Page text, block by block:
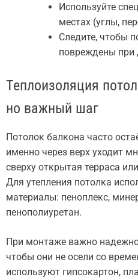
Используйте
местах (углы,
Следите, чтобы
повреждены при
Теплоизоляция
но важный шаг
Потолок балкона часто
именно через верх уходит
сверху открытая терраса
Для утепления потолка
материалы: пеноплекс,
пенополиуретан.
При монтаже важно
чтобы они не осели со
используют гипсокартон,